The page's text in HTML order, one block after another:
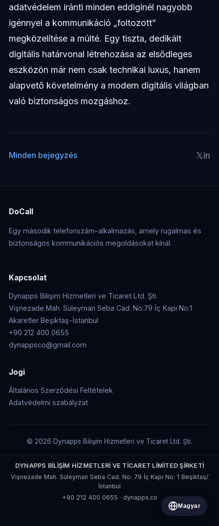
adatvédelem iránti minden eddiginél nagyobb
igénnyel a kommunikáció „foltozott”
megközelítése a múlté. Egy tiszta, dedikált
digitális határvonal létrehozása az elsődleges
eszközön már nem csak technikai luxus, hanem
alapvető követelmény a modern digitális világban
való biztonságos mozgáshoz.
Minden bejegyzés 𝕏in
DoCall
Egy második telefonszám-alkalmazás, amely rugalmas és
biztonságos kommunikációs megoldásokat kínál.
Kapcsolat
Dynapps Bilişim Hizmetleri ve Ticaret Ltd. Şti.
Vişnezade Mah. Süleyman Seba Cad. No:79 İç Kapı No:1
Akaretler Beşiktaş-İstanbul
+90 212 400 0655
dynappsco@gmail.com
Jogi
Általános Szerződési Feltételek
Adatvédelmi szabályzat
© 2026 Dynapps Bilişim Hizmetleri ve Ticaret Ltd. Şti.
DYNAPPS BİLİŞİM HİZMETLERİ VE TİCARET LİMİTED ŞİRKETİ
Vişnezade Mah. Süleyman Seba Cad. No: 79 İç Kapı No: 1 Beşiktaş/
İstanbul
+90 212 400 0655 · dynapps.co
Magyar